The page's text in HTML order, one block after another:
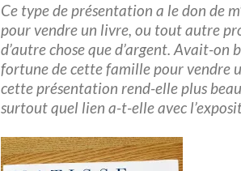
Ce type de présentation a le don de
pour vendre un livre, ou tout autre
d’autre chose que d’argent. Avait-on
fortune de cette famille pour vendre
cette présentation rend-elle plus
surtout quel lien a-t-elle avec